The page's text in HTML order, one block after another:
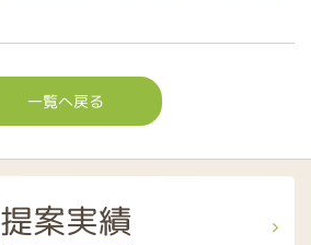
一覧へ戻る
提案実績